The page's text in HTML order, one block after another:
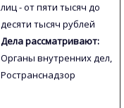
лиц - от пяти тысяч до
десяти тысяч рублей
Дела рассматривают:
Органы внутренних дел,
Ространснадзор